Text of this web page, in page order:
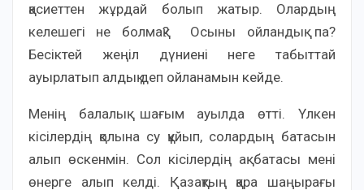
қасиеттен жұрдай болып жатыр. Олардың
келешегі не болмақ? Осыны ойландық па?
Бесіктей жеңіл дүниені неге табыттай
ауырлатып алдық деп ойланамын кейде.
Менің балалық шағым ауылда өтті. Үлкен
кісілердің қолына су құйып, солардың батасын
алып өскенмін. Сол кісілердің ақ батасы мені
өнерге алып келді. Қазақтың қара шаңырағы